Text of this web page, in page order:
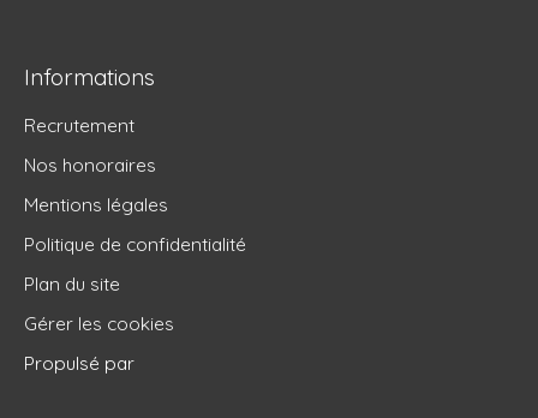
Informations
Recrutement
Nos honoraires
Mentions légales
Politique de confidentialité
Plan du site
Gérer les cookies
Propulsé par